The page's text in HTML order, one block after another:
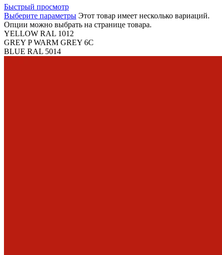
Быстрый просмотр
Выберите параметры Этот товар имеет несколько вариаций.
Опции можно выбрать на странице товара.
YELLOW RAL 1012
GREY P WARM GREY 6C
BLUE RAL 5014